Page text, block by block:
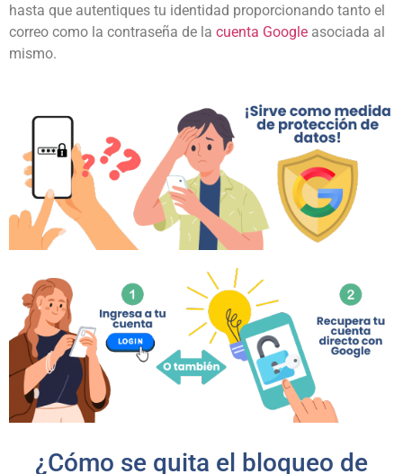
hasta que autentiques tu identidad proporcionando tanto el
correo como la contraseña de la cuenta Google asociada al
mismo.
¿Cómo se quita el bloqueo de